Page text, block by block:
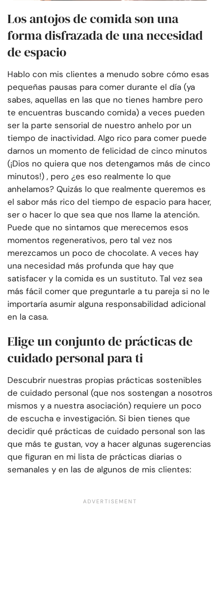
Los antojos de comida son una
forma disfrazada de una necesidad
de espacio
Hablo con mis clientes a menudo sobre cómo esas
pequeñas pausas para comer durante el día (ya
sabes, aquellas en las que no tienes hambre pero
te encuentras buscando comida) a veces pueden
ser la parte sensorial de nuestro anhelo por un
tiempo de inactividad. Algo rico para comer puede
darnos un momento de felicidad de cinco minutos
(¡Dios no quiera que nos detengamos más de cinco
minutos!) , pero ¿es eso realmente lo que
anhelamos? Quizás lo que realmente queremos es
el sabor más rico del tiempo de espacio para hacer,
ser o hacer lo que sea que nos llame la atención.
Puede que no sintamos que merecemos esos
momentos regenerativos, pero tal vez nos
merezcamos un poco de chocolate. A veces hay
una necesidad más profunda que hay que
satisfacer y la comida es un sustituto. Tal vez sea
más fácil comer que preguntarle a tu pareja si no le
importaría asumir alguna responsabilidad adicional
en la casa.
Elige un conjunto de prácticas de
cuidado personal para ti
Descubrir nuestras propias prácticas sostenibles
de cuidado personal (que nos sostengan a nosotros
mismos y a nuestra asociación) requiere un poco
de escucha e investigación. Si bien tienes que
decidir qué prácticas de cuidado personal son las
que más te gustan, voy a hacer algunas sugerencias
que figuran en mi lista de prácticas diarias o
semanales y en las de algunos de mis clientes: